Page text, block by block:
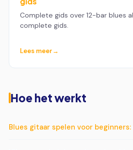
Complete gids over 12-bar blues
complete gids.
Lees meer
Hoe het werkt
Blues gitaar spelen voor